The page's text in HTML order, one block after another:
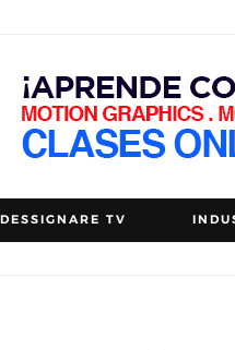
DESSIGNARE TV